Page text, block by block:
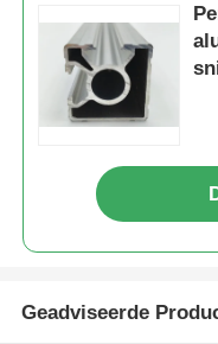
Kwaliteitscontrole
Neem contact met
Nieuws
Geadviseerde